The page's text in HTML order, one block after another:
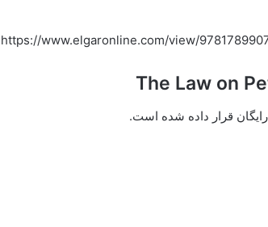
https://www.elgaronline.com/view/
قرار داده شده است.